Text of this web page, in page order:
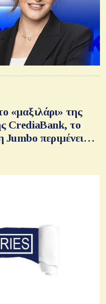
«μαξιλάρι» της
CrediaBank, το
περιμένει